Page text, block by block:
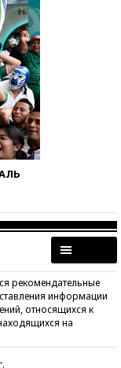
рекомендательные
информации
относящихся к
на